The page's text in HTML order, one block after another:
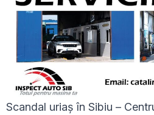
Scandal uriaș în Sibiu –